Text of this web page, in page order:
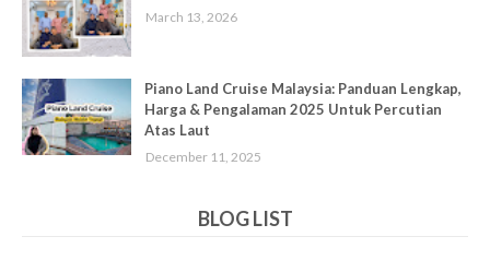
March 13, 2026
Piano Land Cruise Malaysia: Panduan Lengkap,
Harga & Pengalaman 2025 Untuk Percutian
Atas Laut
December 11, 2025
BLOG LIST